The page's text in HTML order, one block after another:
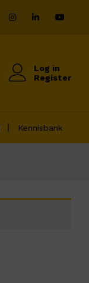
Log in
Register
Kennisbank